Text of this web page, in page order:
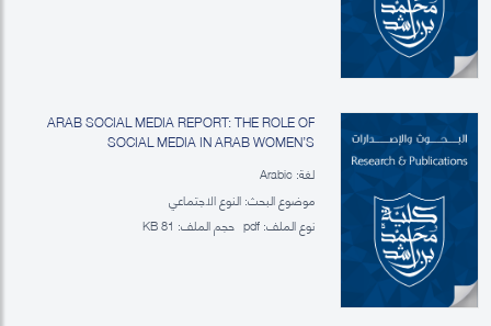
ARAB SOCIAL MEDIA REPORT: THE ROLE OF
SOCIAL MEDIA IN ARAB WOMEN’S
لغة: Arabic
موضوع البحث: النوع الاجتماعي
نوع الملف:
حجم الملف: